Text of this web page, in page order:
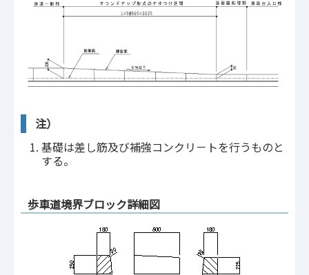
注）
基礎は差し筋及び補強コンクリ－トを行うものと
する。
歩車道境界ブロック詳細図